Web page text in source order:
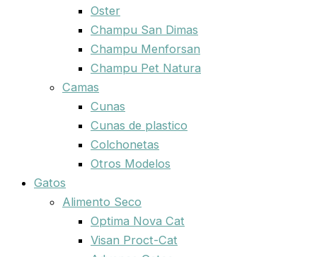
Oster
Champu San Dimas
Champu Menforsan
Champu Pet Natura
Camas
Cunas
Cunas de plastico
Colchonetas
Otros Modelos
Gatos
Alimento Seco
Optima Nova Cat
Visan Proct-Cat